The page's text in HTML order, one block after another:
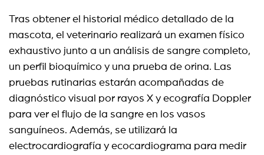
Tras obtener el historial médico detallado de la
mascota, el veterinario realizará un examen físico
exhaustivo junto a un análisis de sangre completo,
un perfil bioquímico y una prueba de orina. Las
pruebas rutinarias estarán acompañadas de
diagnóstico visual por rayos X y ecografía Doppler
para ver el flujo de la sangre en los vasos
sanguíneos. Además, se utilizará la
electrocardiografía y ecocardiograma para medir